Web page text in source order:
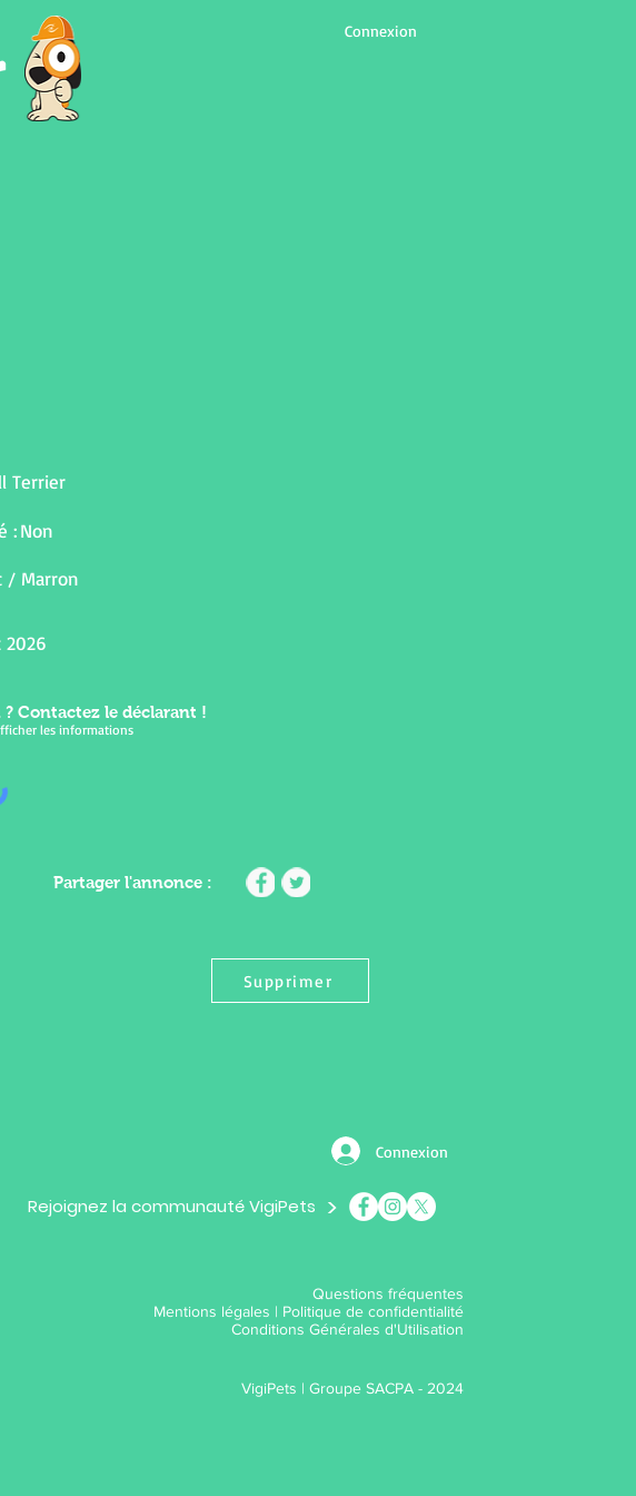
Connexion
Terrier
:Non
/ Marron
Contactez le déclarant !
Partager l'annonce :
les informations
Supprimer
Connexion
Rejoignez la communauté VigiPets >
Questions fréquentes
Mentions légales | Politique de confidentialité
Conditions Générales d'Utilisation
VigiPets |Groupe SACPA - 2024